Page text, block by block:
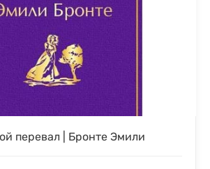
перевал | Бронте Эмили